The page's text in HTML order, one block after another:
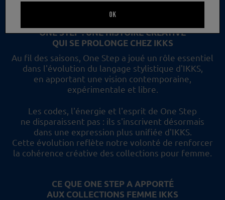
ONE STEP : UNE HISTOIRE CRÉATIVE
QUI SE PROLONGE CHEZ IKKS
Au fil des saisons, One Step a joué un rôle essentiel
dans l'évolution du langage stylistique d'IKKS,
en apportant une vision contemporaine,
expérimentale et libre.
Les codes, l'énergie et l'esprit de One Step
ne disparaissent pas : ils s'inscrivent désormais
dans une expression plus unifiée d'IKKS.
Cette évolution reflète notre volonté de renforcer
la cohérence créative des collections pour femme.
CE QUE ONE STEP A APPORTÉ
AUX COLLECTIONS FEMME IKKS
OK